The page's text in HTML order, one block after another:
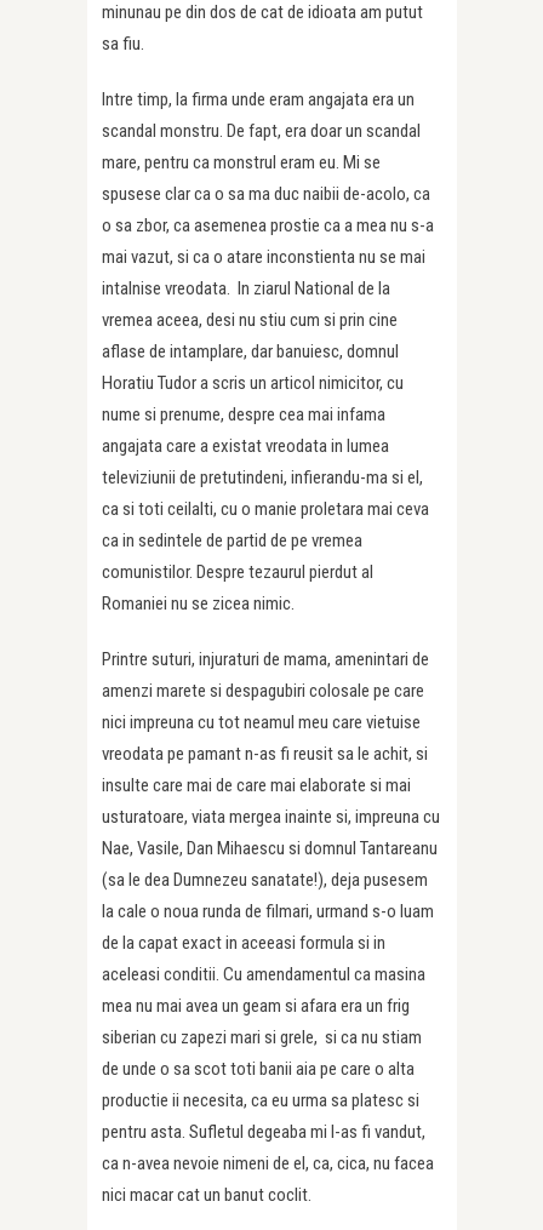
minunau pe din dos de cat de idioata am putut
sa fiu.
Intre timp, la firma unde eram angajata era un
scandal monstru. De fapt, era doar un scandal
mare, pentru ca monstrul eram eu. Mi se
spusese clar ca o sa ma duc naibii de-acolo, ca
o sa zbor, ca asemenea prostie ca a mea nu s-a
mai vazut, si ca o atare inconstienta nu se mai
intalnise vreodata. In ziarul National de la
vremea aceea, desi nu stiu cum si prin cine
aflase de intamplare, dar banuiesc, domnul
Horatiu Tudor a scris un articol nimicitor, cu
nume si prenume, despre cea mai infama
angajata care a existat vreodata in lumea
televiziunii de pretutindeni, infierandu-ma si el,
ca si toti ceilalti, cu o manie proletara mai ceva
ca in sedintele de partid de pe vremea
comunistilor. Despre tezaurul pierdut al
Romaniei nu se zicea nimic.
Printre suturi, injuraturi de mama, amenintari de
amenzi marete si despagubiri colosale pe care
nici impreuna cu tot neamul meu care vietuise
vreodata pe pamant n-as fi reusit sa le achit, si
insulte care mai de care mai elaborate si mai
usturatoare, viata mergea inainte si, impreuna cu
Nae, Vasile, Dan Mihaescu si domnul Tantareanu
(sa le dea Dumnezeu sanatate!), deja pusesem
la cale o noua runda de filmari, urmand s-o luam
de la capat exact in aceeasi formula si in
aceleasi conditii. Cu amendamentul ca masina
mea nu mai avea un geam si afara era un frig
siberian cu zapezi mari si grele, si ca nu stiam
de unde o sa scot toti banii aia pe care o alta
productie ii necesita, ca eu urma sa platesc si
pentru asta. Sufletul degeaba mi l-as fi vandut,
ca n-avea nevoie nimeni de el, ca, cica, nu facea
nici macar cat un banut coclit.